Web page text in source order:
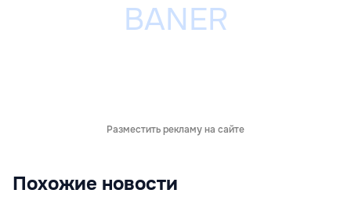
Разместить рекламу на сайте
Похожие новости